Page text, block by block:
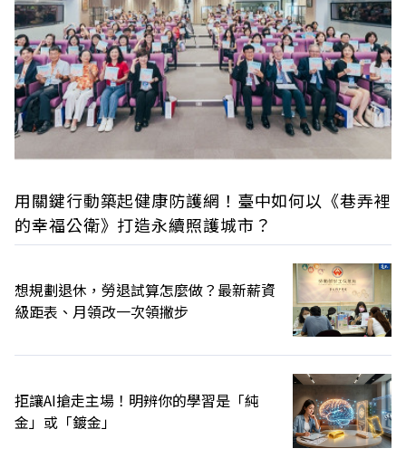
用關鍵行動築起健康防護網！臺中如何以《巷弄裡
的幸福公衛》打造永續照護城市？
想規劃退休，勞退試算怎麼做？最新薪資
級距表、月領改一次領撇步
拒讓AI搶走主場！明辨你的學習是「純
金」或「鍍金」